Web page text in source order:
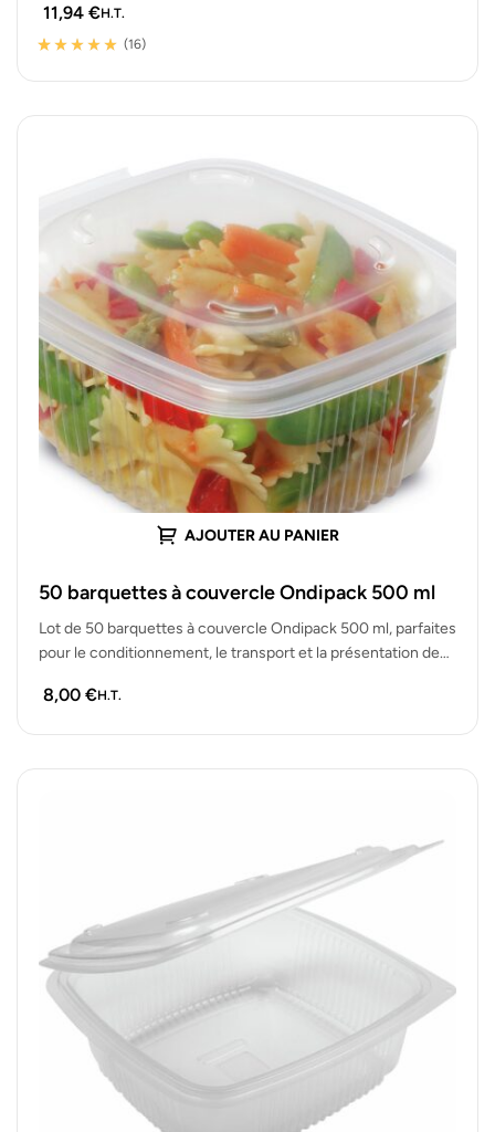
11,94 €H.T.
(16)
AJOUTER AU PANIER
50 barquettes à couvercle Ondipack 500 ml
Lot de 50 barquettes à couvercle Ondipack 500 ml, parfaites
pour le conditionnement, le transport et la présentation de
8,00 €H.T.